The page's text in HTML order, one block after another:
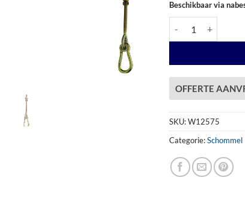
Beschikbaar via
OFFERTE
SKU:W12575
Categorie:Schommel